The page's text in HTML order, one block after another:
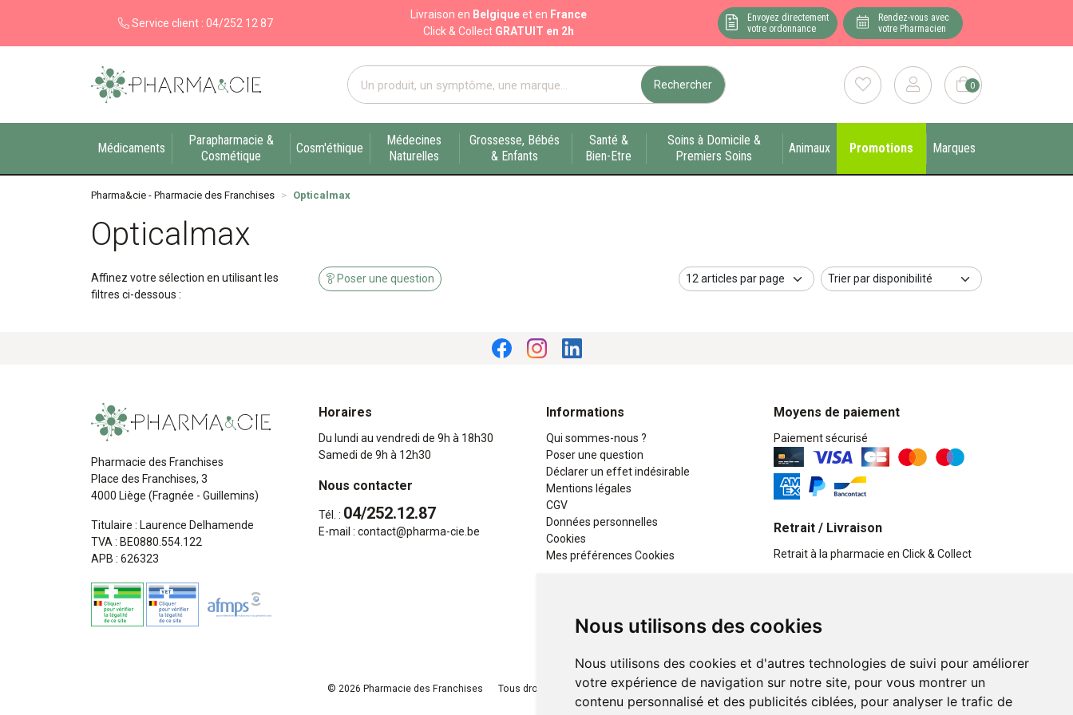
Nous utilisons des cookies
Nous utilisons des cookies et d'autres technologies de suivi pour améliorer
votre expérience de navigation sur notre site, pour vous montrer un
contenu personnalisé et des publicités ciblées, pour analyser le trafic de
Service client : 04/252 12 87
Livraison en Belgique et en France
Click & Collect GRATUIT en 2h
Envoyez directement
votre ordonnance
Rendez-vous avec
votre Pharmacien
Pharma&cie - Pharmacie des Franchises Votre export pharmacie en ligne à votre service sur Liège 0
Rechercher
Médicaments
Parapharmacie &
Cosmétique
Cosm'éthique
Médecines
Naturelles
Grossesse, Bébés
& Enfants
Santé &
Bien-Etre
Soins à Domicile &
Premiers Soins
Animaux Promotions Marques
Pharma&cie - Pharmacie des Franchises Opticalmax
Opticalmax
Poser une question
Affinez votre sélection en utilisant les
filtres ci-dessous :
Pharmacie des Franchises
Place des Franchises, 3
4000 Liège (Fragnée - Guillemins)
Titulaire : Laurence Delhamende
TVA : BE0880.554.122
APB : 626323
Horaires
Du lundi au vendredi de 9h à 18h30
Samedi de 9h à 12h30
Nous contacter
Tél. : 04/252.12.87
E-mail : contact@pharma-cie.be
Informations
Qui sommes-nous ?
Poser une question
Déclarer un effet indésirable
Mentions légales
CGV
Données personnelles
Cookies
Mes préférences Cookies
Moyens de paiement
Paiement sécurisé
Retrait / Livraison
Retrait à la pharmacie en Click & Collect
Service professionnel et écologique de
© 2026 Pharmacie des Franchises Tous droits réservés Apotekisto, pharmacie en ligne